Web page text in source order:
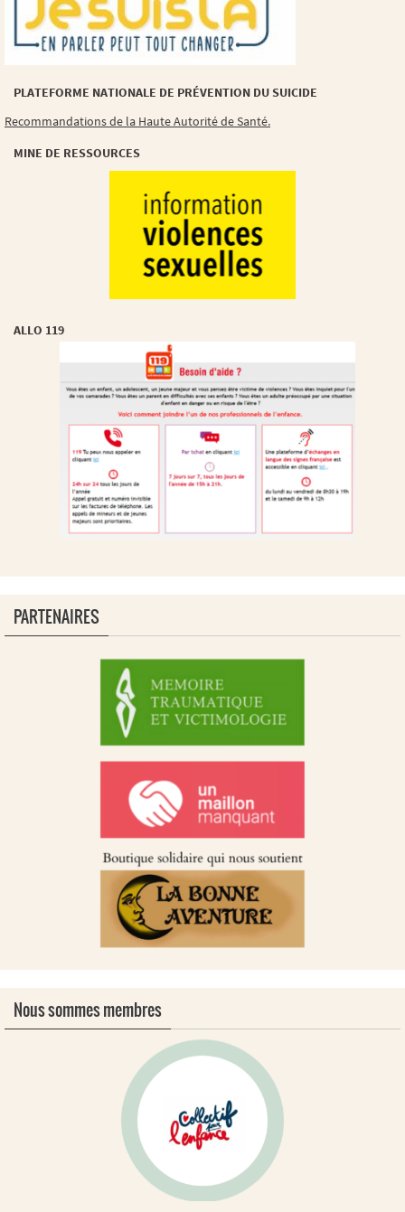
PLATEFORME NATIONALE DE PRÉVENTION DU SUICIDE
Recommandations de la Haute Autorité de Santé.
MINE DE RESSOURCES
ALLO 119
PARTENAIRES
Nous sommes membres